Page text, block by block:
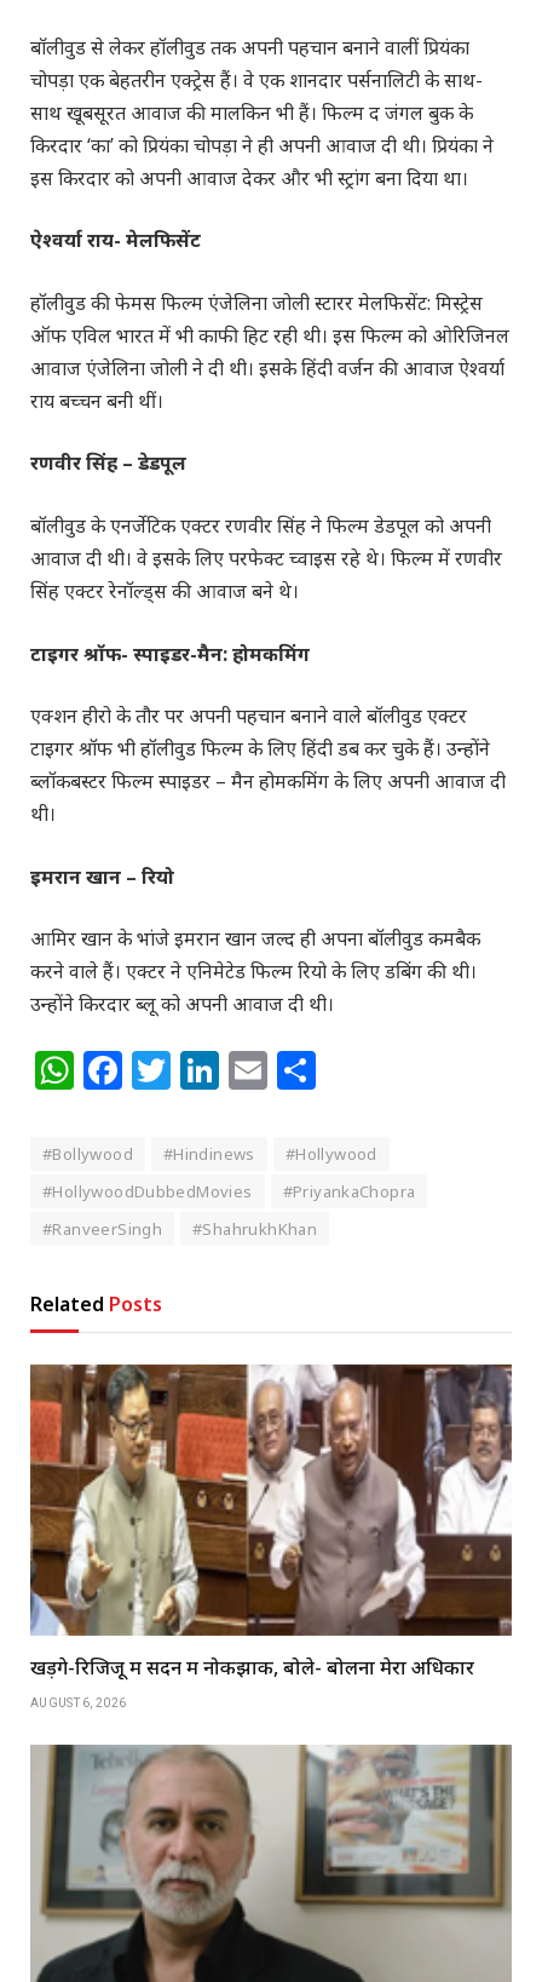
बाॅलीवुड से लेकर हॉलीवुड तक अपनी पहचान बनाने वालीं प्रियंका
चोपड़ा एक बेहतरीन एक्ट्रेस हैं। वे एक शानदार पर्सनालिटी के साथ-
साथ खूबसूरत आवाज की मालकिन भी हैं। फिल्म द जंगल बुक के
किरदार ‘का’ को प्रियंका चोपड़ा ने ही अपनी आवाज दी थी। प्रियंका ने
इस किरदार को अपनी आवाज देकर और भी स्ट्रांग बना दिया था।
ऐश्वर्या राय- मेलफिसेंट
हॉलीवुड की फेमस फिल्म एंजेलिना जोली स्टारर मेलफिसेंट: मिस्ट्रेस
ऑफ एविल भारत में भी काफी हिट रही थी। इस फिल्म को ओरिजिनल
आवाज एंजेलिना जोली ने दी थी। इसके हिंदी वर्जन की आवाज ऐश्वर्या
राय बच्चन बनी थीं।
रणवीर सिंह – डेडपूल
बॉलीवुड के एनर्जेटिक एक्टर रणवीर सिंह ने फिल्म डेडपूल को अपनी
आवाज दी थी। वे इसके लिए परफेक्ट च्वाइस रहे थे। फिल्म में रणवीर
सिंह एक्टर रेनॉल्ड्स की आवाज बने थे।
टाइगर श्रॉफ- स्पाइडर-मैन: होमकमिंग
एक्शन हीरो के तौर पर अपनी पहचान बनाने वाले बॉलीवुड एक्टर
टाइगर श्रॉफ भी हॉलीवुड फिल्म के लिए हिंदी डब कर चुके हैं। उन्होंने
ब्लॉकबस्टर फिल्म स्पाइडर – मैन होमकमिंग के लिए अपनी आवाज दी
थी।
इमरान खान – रियो
आमिर खान के भांजे इमरान खान जल्द ही अपना बॉलीवुड कमबैक
करने वाले हैं। एक्टर ने एनिमेटेड फिल्म रियो के लिए डबिंग की थी।
उन्होंने किरदार ब्लू को अपनी आवाज दी थी।
WhatsApp
Facebook
Twitter
LinkedIn
Email
#Bollywood #Hindinews
#Hollywood
#HollywoodDubbedMovies
#PriyankaChopra
#RanveerSingh
#ShahrukhKhan
Related Posts
खड़गे-रिजिजू में सदन में नोकझोंक, बोले- बोलना मेरा अधिकार
AUGUST 6, 2026